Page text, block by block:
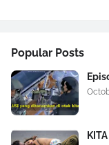
Popular Posts